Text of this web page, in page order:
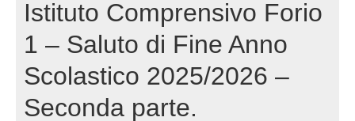
Istituto Comprensivo Forio
1 – Saluto di Fine Anno
Scolastico 2025/2026 –
Seconda parte.